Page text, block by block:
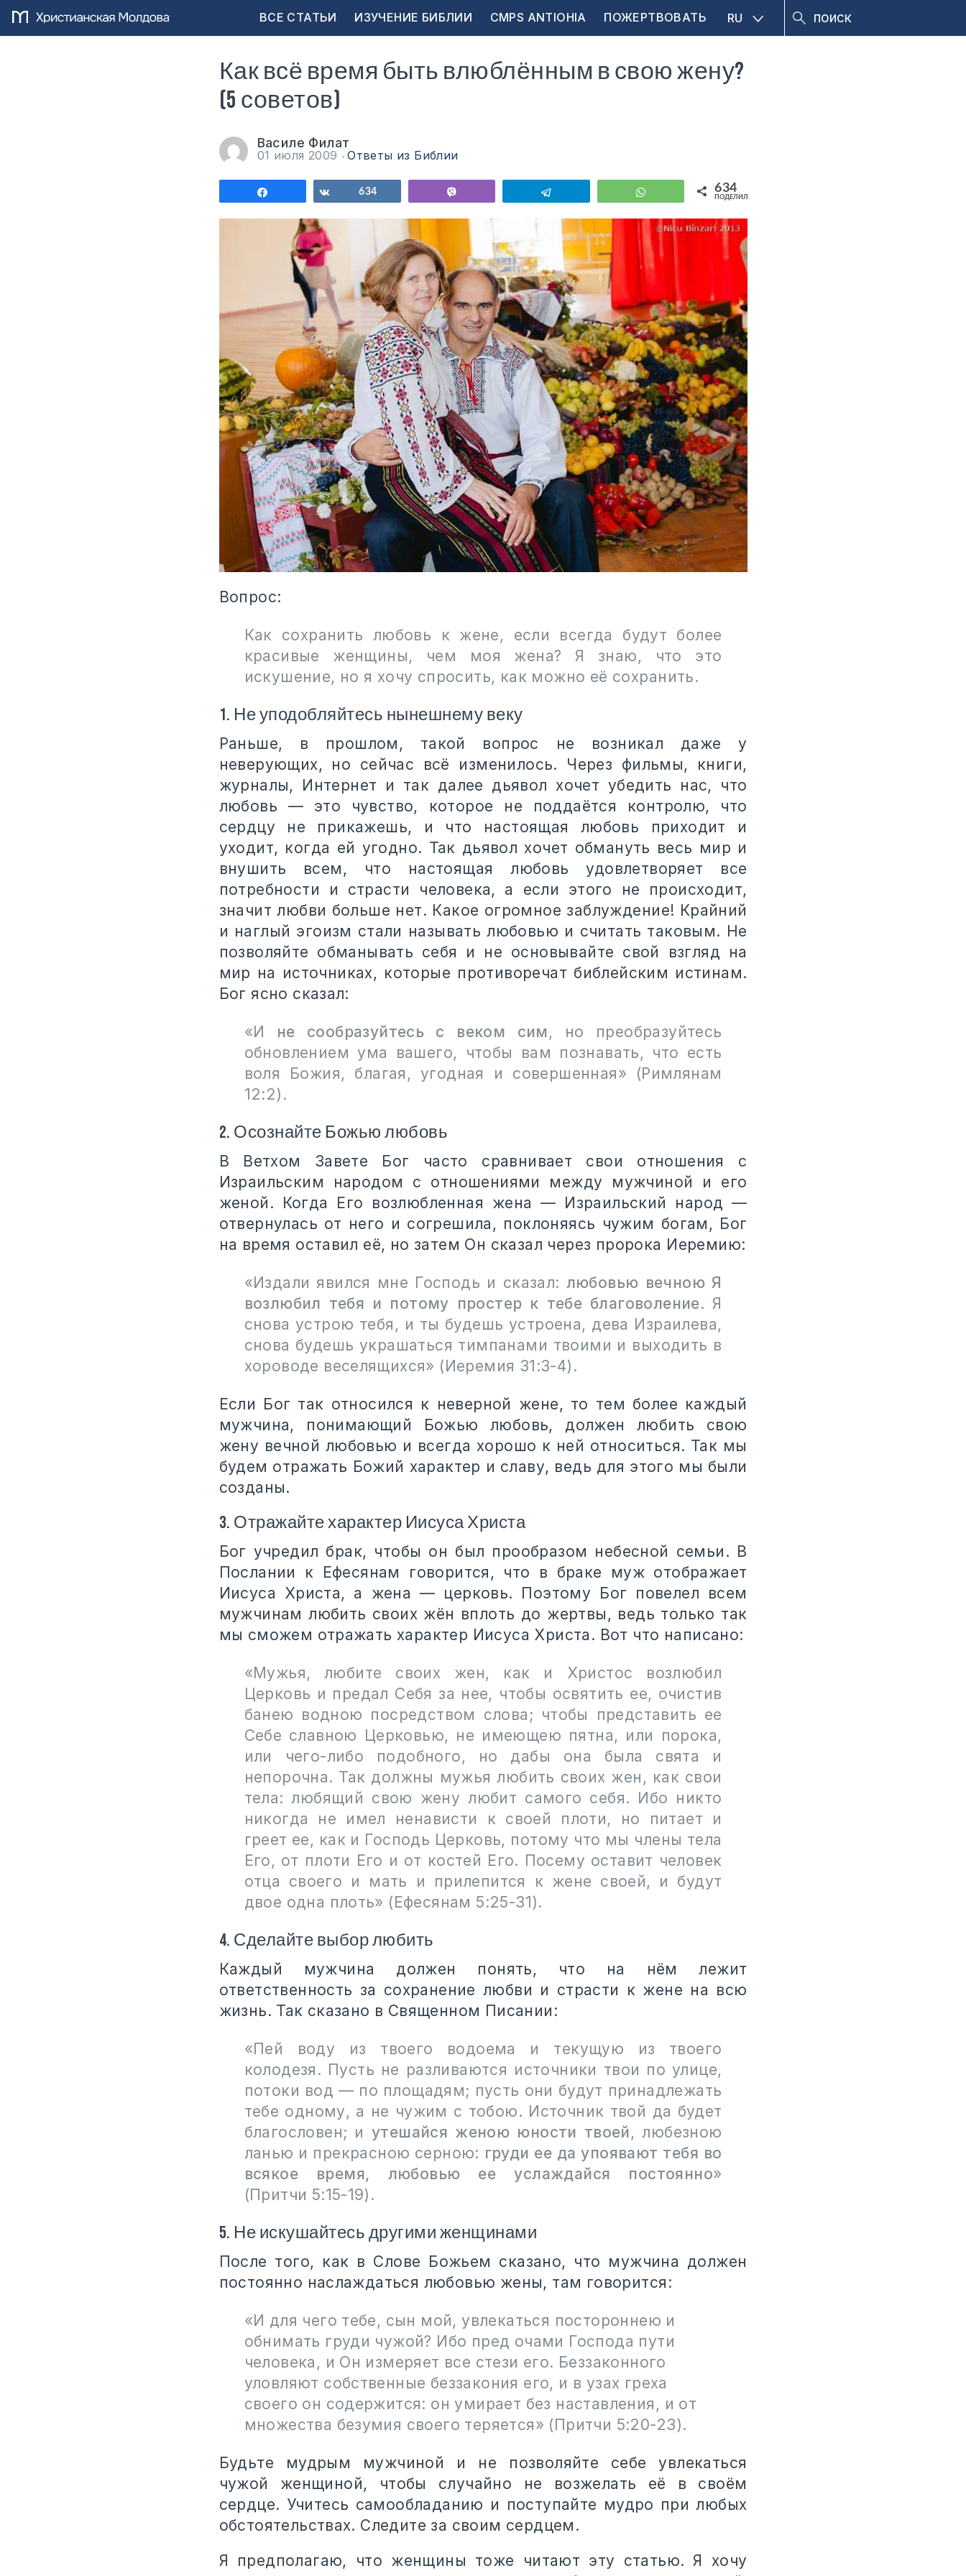
ВСЕ СТАТЬИ ИЗУЧЕНИЕ БИБЛИИ CMPS ANTIOHIA ПОЖЕРТВОВАТЬ RU
Как всё время быть влюблённым в свою жену?
(5 советов)
Василе Филат
01 июля 2009 Ответы из Библии
Поделиться Поделиться
634 WhatsApp 634
ПОДЕЛИЛИСЬ
Вопрос:
Как сохранить любовь к жене, если всегда будут более
красивые женщины, чем моя жена? Я знаю, что это
искушение, но я хочу спросить, как можно её сохранить.
1. Не уподобляйтесь нынешнему веку
Раньше, в прошлом, такой вопрос не возникал даже у
неверующих, но сейчас всё изменилось. Через фильмы, книги,
журналы, Интернет и так далее дьявол хочет убедить нас, что
любовь — это чувство, которое не поддаётся контролю, что
сердцу не прикажешь, и что настоящая любовь приходит и
уходит, когда ей угодно. Так дьявол хочет обмануть весь мир и
внушить всем, что настоящая любовь удовлетворяет все
потребности и страсти человека, а если этого не происходит,
значит любви больше нет. Какое огромное заблуждение! Крайний
и наглый эгоизм стали называть любовью и считать таковым. Не
позволяйте обманывать себя и не основывайте свой взгляд на
мир на источниках, которые противоречат библейским истинам.
Бог ясно сказал:
«И не сообразуйтесь с веком сим, но преобразуйтесь
обновлением ума вашего, чтобы вам познавать, что есть
воля Божия, благая, угодная и совершенная» (Римлянам
12:2).
2. Осознайте Божью любовь
В Ветхом Завете Бог часто сравнивает свои отношения с
Израильским народом с отношениями между мужчиной и его
женой. Когда Его возлюбленная жена — Израильский народ —
отвернулась от него и согрешила, поклоняясь чужим богам, Бог
на время оставил её, но затем Он сказал через пророка Иеремию:
«Издали явился мне Господь и сказал: любовью вечною Я
возлюбил тебя и потому простер к тебе благоволение. Я
снова устрою тебя, и ты будешь устроена, дева Израилева,
снова будешь украшаться тимпанами твоими и выходить в
хороводе веселящихся» (Иеремия 31:3-4).
Если Бог так относился к неверной жене, то тем более каждый
мужчина, понимающий Божью любовь, должен любить свою
жену вечной любовью и всегда хорошо к ней относиться. Так мы
будем отражать Божий характер и славу, ведь для этого мы были
созданы.
3. Отражайте характер Иисуса Христа
Бог учредил брак, чтобы он был прообразом небесной семьи. В
Послании к Ефесянам говорится, что в браке муж отображает
Иисуса Христа, а жена — церковь. Поэтому Бог повелел всем
мужчинам любить своих жён вплоть до жертвы, ведь только так
мы сможем отражать характер Иисуса Христа. Вот что написано:
«Мужья, любите своих жен, как и Христос возлюбил
Церковь и предал Себя за нее, чтобы освятить ее, очистив
банею водною посредством слова; чтобы представить ее
Себе славною Церковью, не имеющею пятна, или порока,
или чего-либо подобного, но дабы она была свята и
непорочна. Так должны мужья любить своих жен, как свои
тела: любящий свою жену любит самого себя. Ибо никто
никогда не имел ненависти к своей плоти, но питает и
греет ее, как и Господь Церковь, потому что мы члены тела
Его, от плоти Его и от костей Его. Посему оставит человек
отца своего и мать и прилепится к жене своей, и будут
двое одна плоть» (Ефесянам 5:25-31).
4. Сделайте выбор любить
Каждый мужчина должен понять, что на нём лежит
ответственность за сохранение любви и страсти к жене на всю
жизнь. Так сказано в Священном Писании:
«Пей воду из твоего водоема и текущую из твоего
колодезя. Пусть не разливаются источники твои по улице,
потоки вод — по площадям; пусть они будут принадлежать
тебе одному, а не чужим с тобою. Источник твой да будет
благословен; и утешайся женою юности твоей, любезною
ланью и прекрасною серною: груди ее да упоявают тебя во
всякое время, любовью ее услаждайся постоянно»
(Притчи 5:15-19).
5. Не искушайтесь другими женщинами
После того, как в Слове Божьем сказано, что мужчина должен
постоянно наслаждаться любовью жены, там говорится:
«И для чего тебе, сын мой, увлекаться постороннею и
обнимать груди чужой? Ибо пред очами Господа пути
человека, и Он измеряет все стези его. Беззаконного
уловляют собственные беззакония его, и в узах греха
своего он содержится: он умирает без наставления, и от
множества безумия своего теряется» (Притчи 5:20-23).
Будьте мудрым мужчиной и не позволяйте себе увлекаться
чужой женщиной, чтобы случайно не возжелать её в своём
сердце. Учитесь самообладанию и поступайте мудро при любых
обстоятельствах. Следите за своим сердцем.
Я предполагаю, что женщины тоже читают эту статью. Я хочу